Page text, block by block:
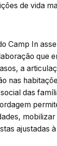
de vida
Camp In
que
a
nas
das
mobilizar
ajustadas